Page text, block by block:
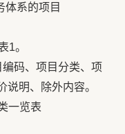
体系的项目
1。
码、项目分类、项
说明、除外内容。
一览表